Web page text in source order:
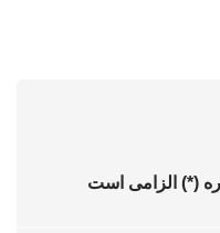
(*) الزامی است